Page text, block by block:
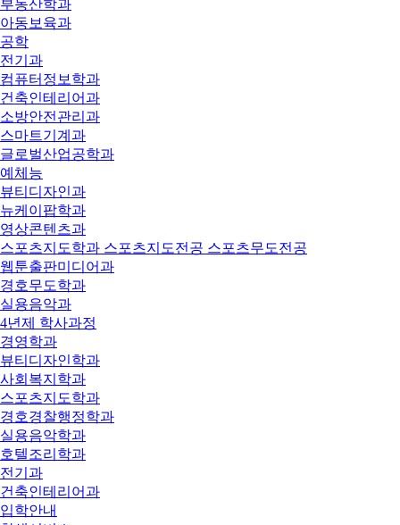
부동산학과
아동보육과
공학
전기과
컴퓨터정보학과
건축인테리어과
소방안전관리과
스마트기계과
글로벌산업공학과
예체능
뷰티디자인과
뉴케이팝학과
영상콘텐츠과
스포츠지도학과 스포츠지도전공 스포츠무도전공
웹툰출판미디어과
경호무도학과
실용음악과
4년제 학사과정
경영학과
뷰티디자인학과
사회복지학과
스포츠지도학과
경호경찰행정학과
실용음악학과
호텔조리학과
전기과
건축인테리어과
입학안내